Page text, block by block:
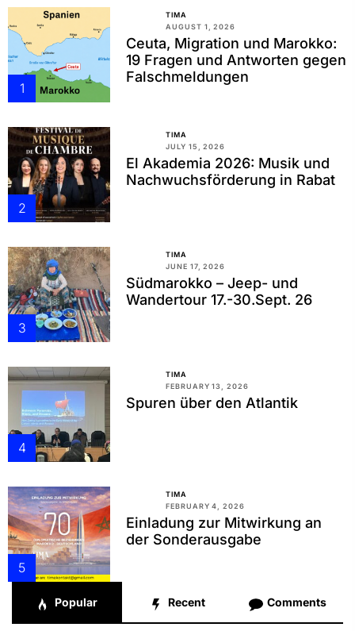
1
TIMA
AUGUST 1, 2026
Ceuta, Migration und Marokko:
19 Fragen und Antworten gegen
Falschmeldungen
2
TIMA
JULY 15, 2026
El Akademia 2026: Musik und
Nachwuchsförderung in Rabat
3
TIMA
JUNE 17, 2026
Südmarokko – Jeep- und
Wandertour 17.-30.Sept. 26
4
TIMA
FEBRUARY 13, 2026
Spuren über den Atlantik
5
TIMA
FEBRUARY 4, 2026
Einladung zur Mitwirkung an
der Sonderausgabe
Popular Recent Comments